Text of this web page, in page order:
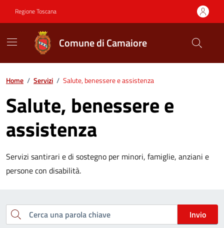
Regione Toscana
Comune di Camaiore
Contenuti in evidenza
Home / Servizi / Salute, benessere e assistenza
Salute, benessere e
assistenza
Servizi santirari e di sostegno per minori, famiglie, anziani e
persone con disabilità.
Esplora tutti i servizi
Cerca una parola chiave
Invio